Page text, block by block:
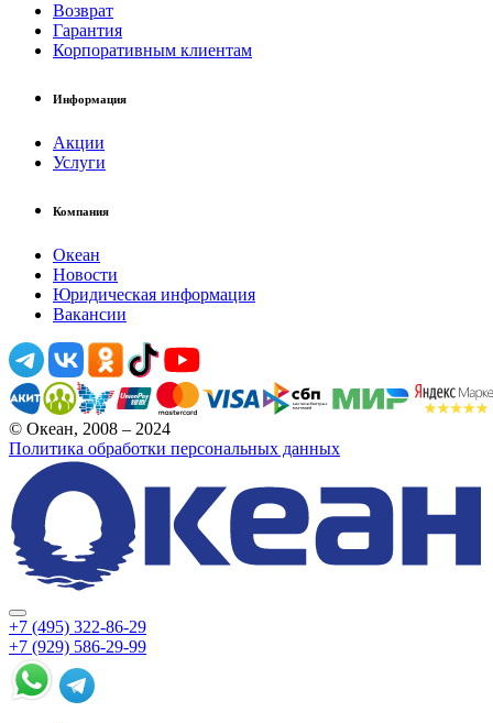
Возврат
Гарантия
Корпоративным клиентам
Информация
Акции
Услуги
Компания
Океан
Новости
Юридическая информация
Вакансии
© Океан, 2008 – 2024
Политика обработки персональных данных
+7 (495) 322-86-29
+7 (929) 586-29-99